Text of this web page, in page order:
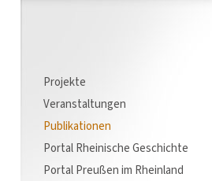
Projekte
Veranstaltungen
Publikationen
Portal Rheinische Geschichte
Portal Preußen im Rheinland